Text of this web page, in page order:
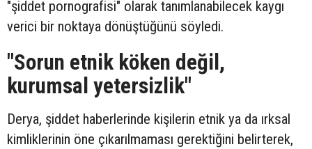
"şiddet pornografisi" olarak tanımlanabilecek kaygı
verici bir noktaya dönüştüğünü söyledi.
"Sorun etnik köken değil,
kurumsal yetersizlik"
Derya, şiddet haberlerinde kişilerin etnik ya da ırksal
kimliklerinin öne çıkarılmaması gerektiğini belirterek,